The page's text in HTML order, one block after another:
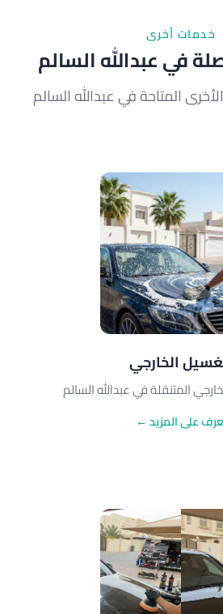
خدمات أخرى
في عبدالله السالم
المتاحة في عبدالله السالم
الخارجي
المتنقلة في عبدالله السالم
على المزيد ←